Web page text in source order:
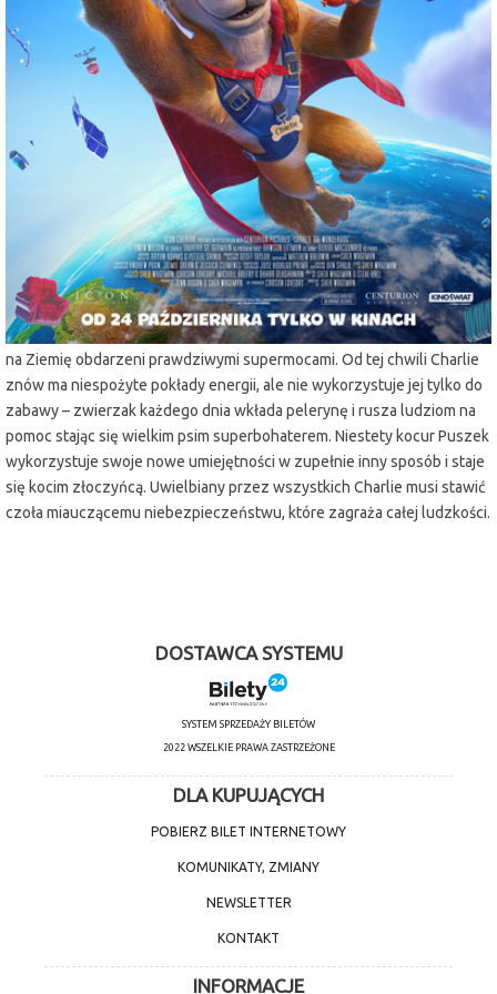
miejscowość:
Lubin
adres:
Armii Krajowej 1
data i godzina:
07.11.2025, g. 15:30
Info
Danny to chłopiec, który marzy wielkich przygodach. Od zawsze jego
najlepszym kumplem jest pies Charlie – wierny, zabawny i oddany.
Niestety wraz z upływem lat psiak traci wigor i energię i ma coraz mniej
sił na wspólne zabawy. Wszystko zmienia się, gdy Charlie oraz kot
sąsiada Puszek zostają porwani przez kosmitów, po czym powracają
na Ziemię obdarzeni prawdziwymi supermocami. Od tej chwili Charlie
znów ma niespożyte pokłady energii, ale nie wykorzystuje jej tylko do
zabawy – zwierzak każdego dnia wkłada pelerynę i rusza ludziom na
pomoc stając się wielkim psim superbohaterem. Niestety kocur Puszek
wykorzystuje swoje nowe umiejętności w zupełnie inny sposób i staje
się kocim złoczyńcą. Uwielbiany przez wszystkich Charlie musi stawić
czoła miauczącemu niebezpieczeństwu, które zagraża całej ludzkości.
DOSTAWCA SYSTEMU
SYSTEM SPRZEDAŻY BILETÓW
2022 WSZELKIE PRAWA ZASTRZEŻONE
DLA KUPUJĄCYCH
POBIERZ BILET INTERNETOWY
KOMUNIKATY, ZMIANY
NEWSLETTER
KONTAKT
INFORMACJE